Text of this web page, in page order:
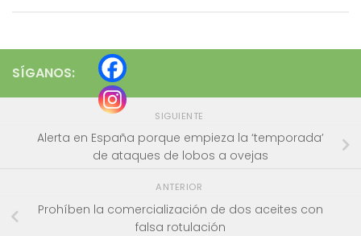
SÍGANOS:
SIGUIENTE
Alerta en España porque empieza la ‘temporada’
de ataques de lobos a ovejas
ANTERIOR
Prohíben la comercialización de dos aceites con
falsa rotulación